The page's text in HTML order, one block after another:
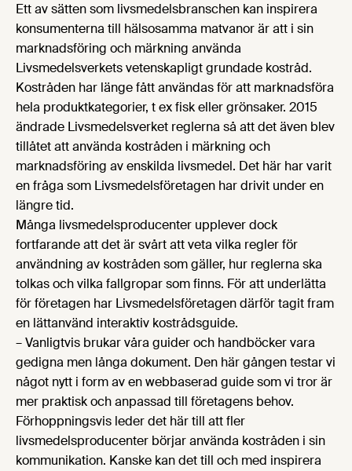
Ett av sätten som livsmedelsbranschen kan inspirera
konsumenterna till hälsosamma matvanor är att i sin
marknadsföring och märkning använda
Livsmedelsverkets vetenskapligt grundade kostråd.
Kostråden har länge fått användas för att marknadsföra
hela produktkategorier, t ex fisk eller grönsaker. 2015
ändrade Livsmedelsverket reglerna så att det även blev
tillåtet att använda kostråden i märkning och
marknadsföring av enskilda livsmedel. Det här har varit
en fråga som Livsmedelsföretagen har drivit under en
längre tid.
Många livsmedelsproducenter upplever dock
fortfarande att det är svårt att veta vilka regler för
användning av kostråden som gäller, hur reglerna ska
tolkas och vilka fallgropar som finns. För att underlätta
för företagen har Livsmedelsföretagen därför tagit fram
en lättanvänd interaktiv kostrådsguide.
– Vanligtvis brukar våra guider och handböcker vara
gedigna men långa dokument. Den här gången testar vi
något nytt i form av en webbaserad guide som vi tror är
mer praktisk och anpassad till företagens behov.
Förhoppningsvis leder det här till att fler
livsmedelsproducenter börjar använda kostråden i sin
kommunikation. Kanske kan det till och med inspirera